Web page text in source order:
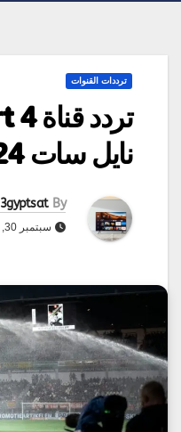
ترددات القنوات
نايل سات 2024
By
3gyptsat
سبتمبر 30, 2024